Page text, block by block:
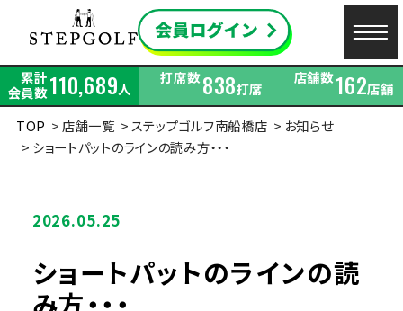
累計
会員数110,689人
打席数838打席
店舗数162店舗
TOP
店舗一覧 ステップゴルフ南船橋店
お知らせ
ショートパットのラインの読み方・・・
2026.05.25
ショートパットのラインの読
み方・・・